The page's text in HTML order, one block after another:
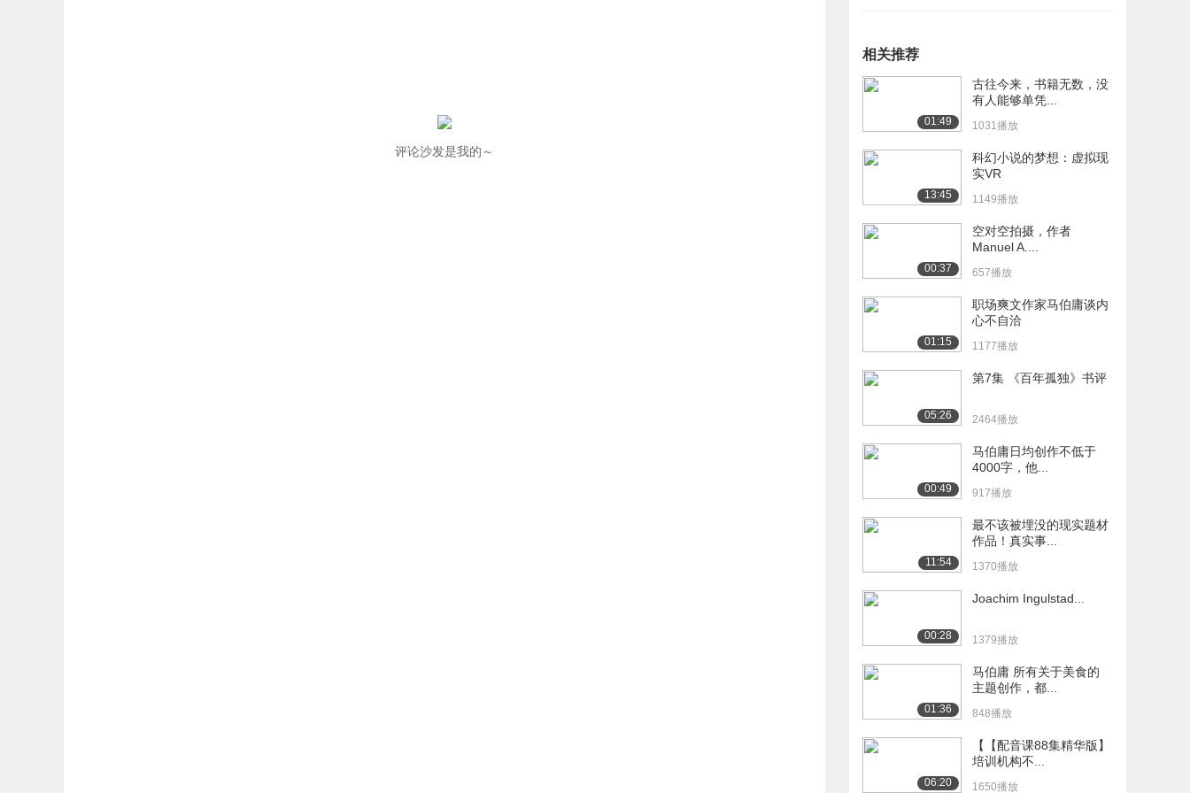
评论沙发是我的～
相关推荐
01:49
古往今来，书籍无数，没
有人能够单凭...
1031播放
13:45
科幻小说的梦想：虚拟现
实VR
1149播放
00:37
空对空拍摄，作者
Manuel A....
657播放
01:15
职场爽文作家马伯庸谈内
心不自洽
1177播放
05:26
第7集 《百年孤独》书评
2464播放
00:49
马伯庸日均创作不低于
4000字，他...
917播放
11:54
最不该被埋没的现实题材
作品！真实事...
1370播放
00:28
Joachim Ingulstad...
1379播放
01:36
马伯庸 所有关于美食的
主题创作，都...
848播放
06:20
【【配音课88集精华版】
培训机构不...
1650播放